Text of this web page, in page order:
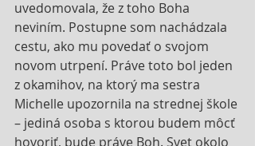
uvedomovala, že z toho Boha
neviním. Postupne som nachádzala
cestu, ako mu povedať o svojom
novom utrpení. Práve toto bol jeden
z okamihov, na ktorý ma sestra
Michelle upozornila na strednej škole
– jediná osoba s ktorou budem môcť
hovoriť, bude práve Boh. Svet okolo